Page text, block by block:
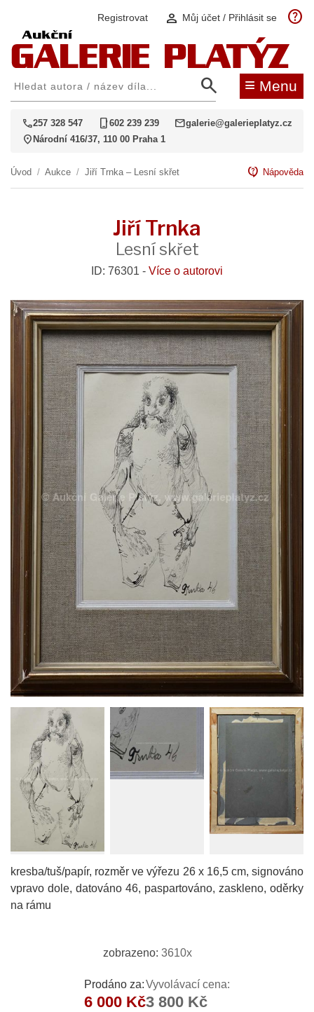
Registrovat person Můj účet / Přihlásit se help
search ≡ Menu
call257 328 547 phone_iphone602 239 239 mailgalerie@galerieplatyz.cz
location_on Národní 416/37, 110 00 Praha 1
Úvod / Aukce / Jiří Trnka – Lesní skřet contact_support Nápověda
Jiří Trnka
Lesní skřet
ID: 76301 - Více o autorovi
kresba/tuš/papír, rozměr ve výřezu 26 x 16,5 cm, signováno
vpravo dole, datováno 46, paspartováno, zaskleno, oděrky
na rámu
zobrazeno: 3610x
Prodáno za:
6 000 Kč
Vyvolávací cena:
3 800 Kč